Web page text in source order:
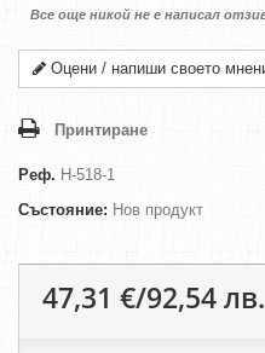
Все още никой не е написал
Оцени / напиши своето
Принтиране
Реф. H-518-1
Състояние: Нов продукт
47,31 €/92,54 лв.